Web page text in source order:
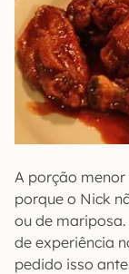
A porção menor
porque o Nick
ou de
de experiência
pedido isso